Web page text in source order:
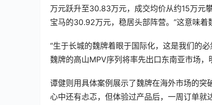
万元跃升至30.83万元，成交均价从约15万元
宝马的30.92万元，稳居头部阵营。”这意味
“生于长城的魏牌着眼于国际化，这是我们的
魏牌的高山MPV序列将率先出口东南亚市场
谭健则用具体案例展示了魏牌在海外市场的突
心中还有忐忑，但体验过产品后，一周订单